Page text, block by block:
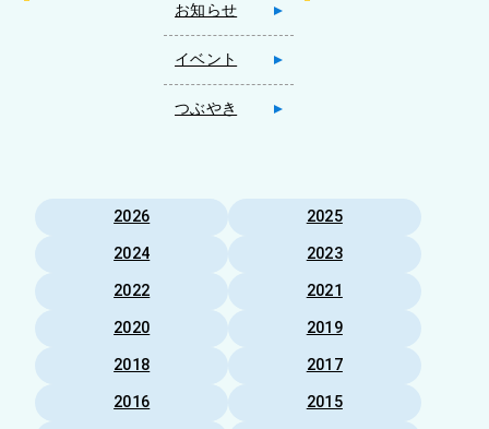
お知らせ
イベント
つぶやき
2026
2025
2024
2023
2022
2021
2020
2019
2018
2017
2016
2015